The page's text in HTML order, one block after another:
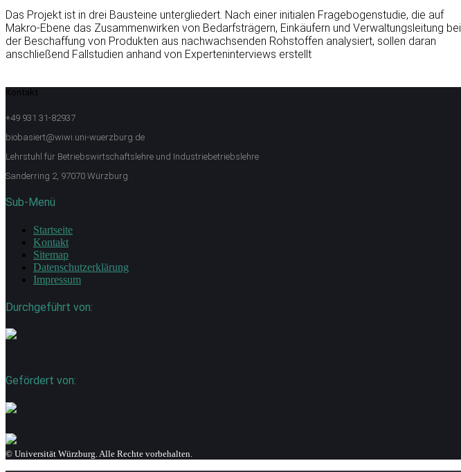
Das Projekt ist in drei Bausteine untergliedert. Nach einer initialen Fragebogenstudie, die auf
Makro-Ebene das Zusammenwirken von Bedarfsträgern, Einkäufern und Verwaltungsleitung bei
der Beschaffung von Produkten aus nachwachsenden Rohstoffen analysiert, sollen daran
anschließend Fallstudien anhand von Experteninterviews erstellt
Kontakt
+49 931 31-82937
biobasiert@wiwi.uni-wuerzburg.de
Lehrstuhl für Betriebswirtschaftslehre und Industriebetriebslehre
Sanderring 2, 97070 Würzburg
Sub-Menü
Startseite
Kontakt
Sitemap
Datenschutzerklärung
Impressum
Durchgeführt von:
Gefördert von:
© Universität Würzburg. Alle Rechte vorbehalten.